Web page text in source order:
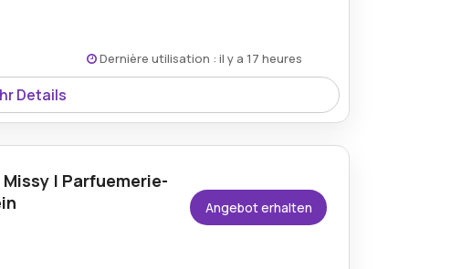
Dernière utilisation : il y a 17 heures
Details
ist durch das ParfuemerieBrueckner
| Parfuemerie-
Angebot erhalten